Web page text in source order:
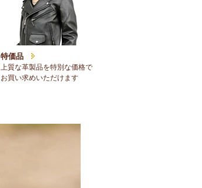
特価品
上質な革製品を特別な価格で
お買い求めいただけます